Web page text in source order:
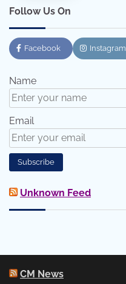
Follow Us On
Facebook Instagram
Name
Email
Unknown Feed
CM News